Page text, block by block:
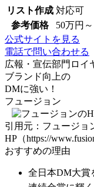
リスト作成 対応可
参考価格
50万円～
公式サイトを見る
電話で問い合わせる
広報・宣伝部門 ロイ
ブランド向上の
DMに強い！
フュージョン
引用元：フュージョ
HP（https://
おすすめの理由
全日本DM大賞